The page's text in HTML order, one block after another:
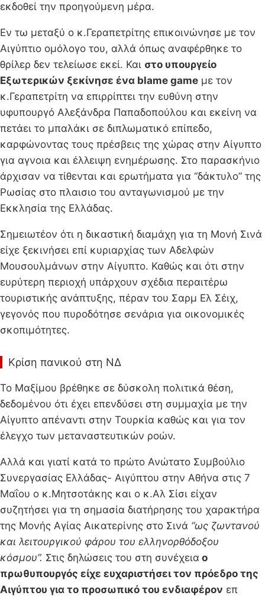
εκδοθεί την προηγούμενη μέρα.
Εν τω μεταξύ ο κ.Γεραπετρίτης επικοινώνησε με τον
Αιγύπτιο ομόλογο του, αλλά όπως αναφέρθηκε το
θρίλερ δεν τελείωσε εκεί. Και στο υπουργείο
Εξωτερικών ξεκίνησε ένα blame game με τον
κ.Γεραπετρίτη να επιρρίπτει την ευθύνη στην
υφυπουργό Αλεξάνδρα Παπαδοπούλου και εκείνη να
πετάει το μπαλάκι σε διπλωματικό επίπεδο,
καρφώνοντας τους πρέσβεις της χώρας στην Αίγυπτο
για αγνοια και έλλειψη ενημέρωσης. Στο παρασκήνιο
άρχισαν να τίθενται και ερωτήματα για “δάκτυλο” της
Ρωσίας στο πλαισιο του ανταγωνισμού με την
Εκκλησία της Ελλάδας.
Σημειωτέον ότι η δικαστική διαμάχη για τη Μονή Σινά
είχε ξεκινήσει επί κυριαρχίας των Αδελφών
Μουσουλμάνων στην Αίγυπτο. Καθώς και ότι στην
ευρύτερη περιοχή υπάρχουν σχέδια περαιτέρω
τουριστικής ανάπτυξης, πέραν του Σαρμ Ελ Σέιχ,
γεγονός που πυροδότησε σενάρια για οικονομικές
σκοπιμότητες.
Κρίση πανικού στη ΝΔ
Το Μαξίμου βρέθηκε σε δύσκολη πολιτικά θέση,
δεδομένου ότι έχει επενδύσει στη συμμαχία με την
Αίγυπτο απέναντι στην Τουρκία καθώς και για τον
έλεγχο των μεταναστευτικών ροών.
Αλλά και γιατί κατά το πρώτο Ανώτατο Συμβούλιο
Συνεργασίας Ελλάδας- Αιγύπτου στην Αθήνα στις 7
Μαΐου ο κ.Μητσοτάκης και ο κ.Αλ Σίσι είχαν
συζητήσει για τη σημασία διατήρησης του χαρακτήρα
της Μονής Αγίας Αικατερίνης στο Σινά “ως ζωντανού
και λειτουργικού φάρου του ελληνορθόδοξου
κόσμου”. Στις δηλώσεις του στη συνέχεια ο
πρωθυπουργός είχε ευχαριστήσει τον πρόεδρο της
Αιγύπτου για το προσωπικό του ενδιαφέρον επ